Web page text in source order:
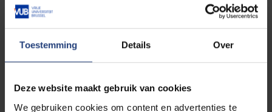
Toestemming Details Over
Deze website maakt gebruik van cookies
We gebruiken cookies om content en advertenties te
multiculturele onderwijscontext
verbeterde
sociale vaardigheden en
attitudes
beroepservaring voor op hun cv